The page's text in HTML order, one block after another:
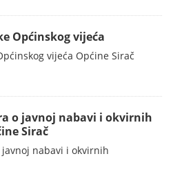
Općinskog vijeća
vijeća Općine Sirač
o javnoj nabavi i okvirnih
Sirač
nabavi i okvirnih